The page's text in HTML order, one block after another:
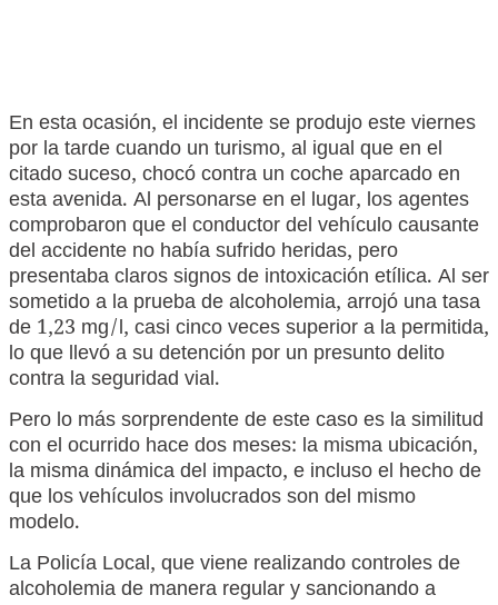
En esta ocasión, el incidente se produjo este viernes
por la tarde cuando un turismo, al igual que en el
citado suceso, chocó contra un coche aparcado en
esta avenida. Al personarse en el lugar, los agentes
comprobaron que el conductor del vehículo causante
del accidente no había sufrido heridas, pero
presentaba claros signos de intoxicación etílica. Al ser
sometido a la prueba de alcoholemia, arrojó una tasa
de 1,23 mg/l, casi cinco veces superior a la permitida,
lo que llevó a su detención por un presunto delito
contra la seguridad vial.
Pero lo más sorprendente de este caso es la similitud
con el ocurrido hace dos meses: la misma ubicación,
la misma dinámica del impacto, e incluso el hecho de
que los vehículos involucrados son del mismo
modelo.
La Policía Local, que viene realizando controles de
alcoholemia de manera regular y sancionando a